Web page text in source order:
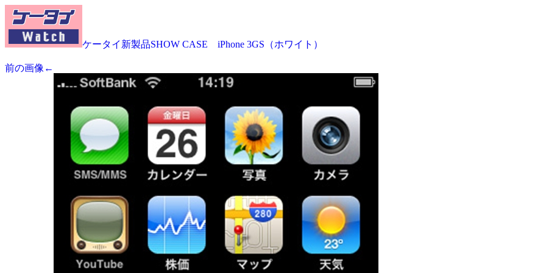
ケータイ新製品SHOW CASE iPhone 3GS（ホワイト）
前の画像←